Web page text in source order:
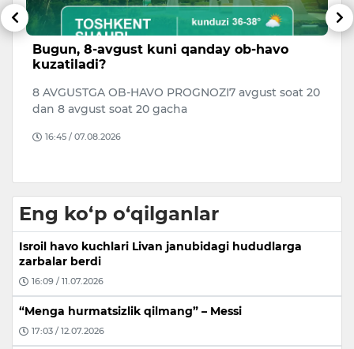
Toshkentda kvartiralar qimmatlashdi,
hovlilar narxi pasaydi
O‘zbekistonda 2026-yilning ikkinchi choragidan
boshlab uy-joy narxlari indeksini hisoblashning
Eng ko‘p o‘qilganlar
Isroil havo kuchlari Livan janubidagi hududlarga
zarbalar berdi
16:09 / 11.07.2026
“Menga hurmatsizlik qilmang” – Messi
17:03 / 12.07.2026